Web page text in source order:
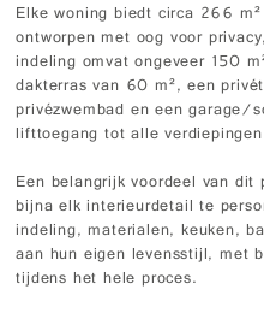
Elke woning biedt circa 266
ontworpen met oog voor
indeling omvat ongeveer 150
dakterras van 60 m², een
privézwembad en een garage/
lifttoegang tot alle
Een belangrijk voordeel van
bijna elk interieurdetail te
indeling, materialen, keuken,
aan hun eigen levensstijl, met
tijdens het hele proces.